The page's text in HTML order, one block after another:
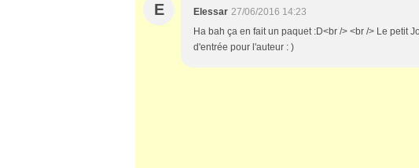
E Elessar 27/06/2016 14:23
Ha bah ça en fait un paquet :D<br /> <br /> Le petit
d'entrée pour l'auteur : )